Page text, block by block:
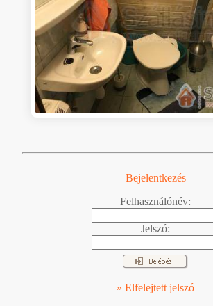
Bejelentkezés
Felhasználónév:
Jelszó:
» Elfelejtett jelszó